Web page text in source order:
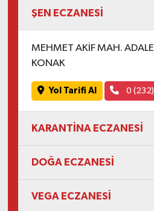
ŞEN ECZANESİ
MEHMET AKİF MAH.
KONAK
Yol Tarifi Al 0
KARANTİNA ECZANESİ
DOĞA ECZANESİ
VEGA ECZANESİ